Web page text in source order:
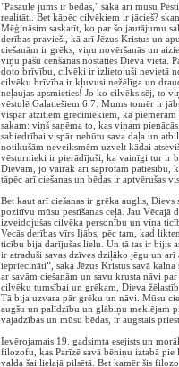
"Pasaulē jums ir bēdas," saka arī mūsu
realitāti. Bet kāpēc cilvēkiem ir jācieš?
Mēģināsim saskatīt, ko par šo jautājumu
derības pravieši, kā arī Jēzus Kristus un
ciešanām ir grēks, viņu novēršanās un
viņu pašu cenšanās nostāties Dieva vietā.
doto brīvību, cilvēki ir izlietojuši nevietā
cilvēku brīvība ir kļuvusi nežēlīga un
neļaujas apsmieties! Jo ko cilvēks sēj, to
vēstulē Galatiešiem 6:7. Mums tomēr ir
vispār atzītiem grēciniekiem, kā
sakam: viņš saņēma to, kas viņam
sabiedrībai vispār nebūtu sava daļa un
notikušām neveiksmēm uzvelt kādai
vēsturnieki ir pierādījuši, ka vainīgi tur ir
Dievam, jo vairāk arī saprotam patiesību,
tāpēc arī ciešanas un bēdas ir aptvērušas
Bet kaut arī ciešanas ir grēka auglis,
pozitīvu mūsu pestīšanas ceļā. Jau Vēcajā
izveidojušas cilvēka personību un viņa
Vecās derības vīrs Ijābs, pēc tam, kad
ticību bija darījušas lielu. Un tā tas ir bijis
ir atraduši savas dzīves dziļāko jēgu un
iepriecināti”, saka Jēzus Kristus savā
ar savām ciešanām un savu krusta nāvi
cilvēku tumsībai un grēkam, Dieva
Tā bija uzvara pār grēku un nāvi. Mūsu
augšu un palīdzību un glābiņu meklējam
vajadzības un mūsu bēdas, ir augstais
Ievērojamais 19. gadsimta esejists un
filozofu, kas Parīzē savā bēniņu iztabā pie
valda šai lielajā pilsētā. Bet kamēr šis